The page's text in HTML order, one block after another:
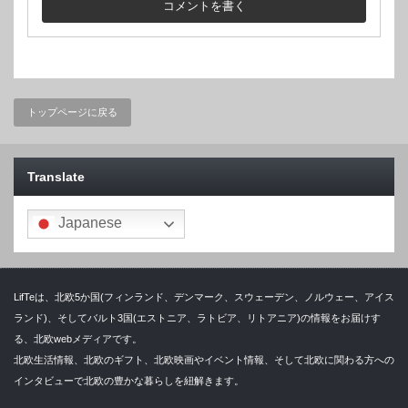
トップページに戻る
Translate
Japanese
LifTeは、北欧5か国(フィンランド、デンマーク、スウェーデン、ノルウェー、アイス
ランド)、そしてバルト3国(エストニア、ラトビア、リトアニア)の情報をお届けす
る、北欧webメディアです。
北欧生活情報、北欧のギフト、北欧映画やイベント情報、そして北欧に関わる方への
インタビューで北欧の豊かな暮らしを紐解きます。